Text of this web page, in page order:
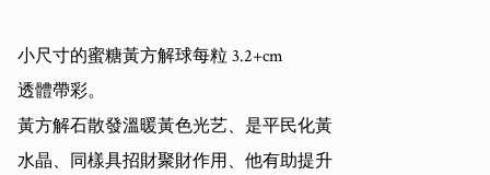
小尺寸的蜜糖黃方解球每粒 3.2+cm
透體帶彩。
黃方解石散發溫暖黃色光艺、是平民化黃
水晶、同樣具招財聚財作用、他有助提升